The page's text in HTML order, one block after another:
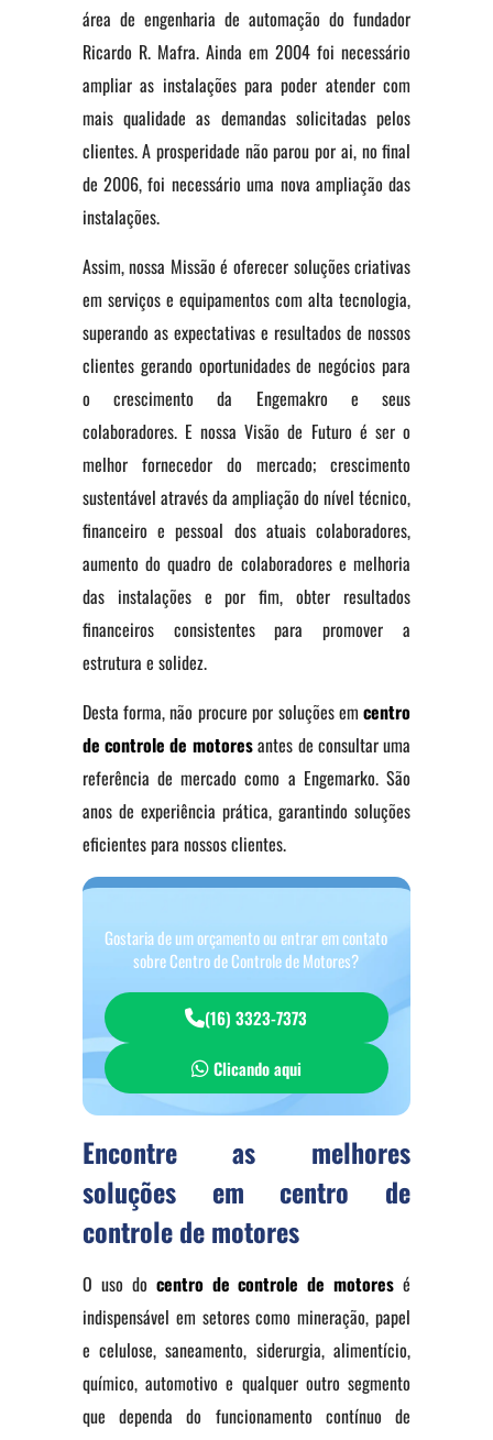
área de engenharia de automação do fundador
Ricardo R. Mafra. Ainda em 2004 foi necessário
ampliar as instalações para poder atender com
mais qualidade as demandas solicitadas pelos
clientes. A prosperidade não parou por ai, no final
de 2006, foi necessário uma nova ampliação das
instalações.
Assim, nossa Missão é oferecer soluções criativas
em serviços e equipamentos com alta tecnologia,
superando as expectativas e resultados de nossos
clientes gerando oportunidades de negócios para
o crescimento da Engemakro e seus
colaboradores. E nossa Visão de Futuro é ser o
melhor fornecedor do mercado; crescimento
sustentável através da ampliação do nível técnico,
financeiro e pessoal dos atuais colaboradores,
aumento do quadro de colaboradores e melhoria
das instalações e por fim, obter resultados
financeiros consistentes para promover a
estrutura e solidez.
Desta forma, não procure por soluções emcentro
de controle de motoresantes de consultar uma
referência de mercado como a Engemarko. São
anos de experiência prática, garantindo soluções
eficientes para nossos clientes.
Gostaria de um orçamento ou entrar em contato
sobre Centro de Controle de Motores?
(16) 3323-7373
Clicando aqui
Encontre as melhores
soluções em centro de
controle de motores
O uso do centro de controle de motores é
indispensável em setores como mineração, papel
e celulose, saneamento, siderurgia, alimentício,
químico, automotivo e qualquer outro segmento
que dependa do funcionamento contínuo de